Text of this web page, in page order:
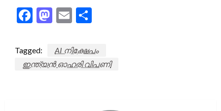
Facebook
Mastodon
Email
Tagged:
AI നിക്ഷേപം
ഇന്ത്യൻ ഓഹരി വിപണി